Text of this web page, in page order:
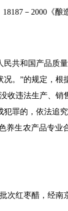
－2000《酿
民共和国产品质
况。”的规定 ，根
收违法生产、销
犯罪的，依法追
养生农产品专业
次红枣醋 ，经南